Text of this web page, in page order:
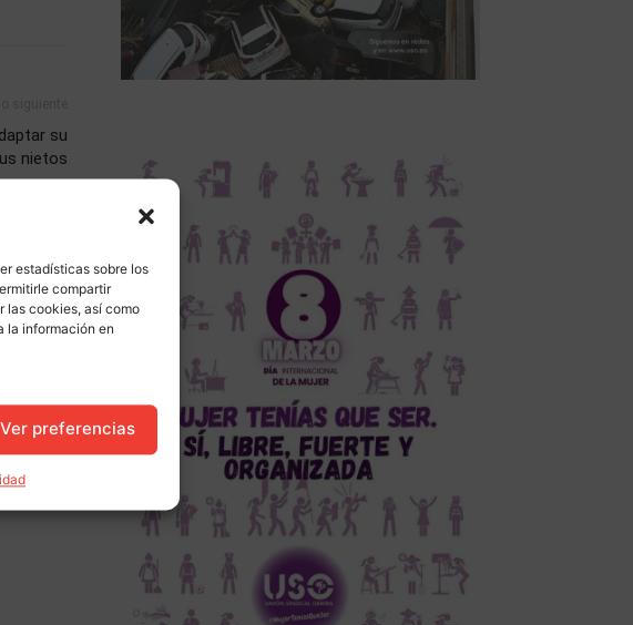
estadísticas sobre los
compartir
las cookies, así como
la información en
Ver preferencias
su
nietos